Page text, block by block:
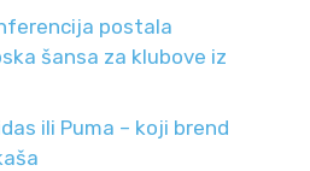
postala
šansa za klubove iz
ili Puma – koji brend